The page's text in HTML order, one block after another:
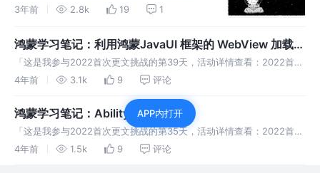
划 · 10 月更文挑战」的第 24 天，点击查看活
3年前 2.8k 19 1
鸿蒙学习笔记：利用鸿蒙JavaUI 框架的 WebView 加载在
线网页
「这是我参与2022首次更文挑战的第39天，活动详情查看：2022首次
更文挑战」 什么是 Webview 其实现在很多应用 App 里都内置了 Web
网页，比如微信、淘宝。在 Android 中就是
4年前 3.1k 9 评论
鸿蒙学习笔记：Ability 组件
「这是我参与2022首次更文挑战的第35天，活动详情查看：2022首次
更文挑战」 关于 Ability 与 Android Activity相比，Activity 是
4年前 1.5k 9 评论
APP内打开